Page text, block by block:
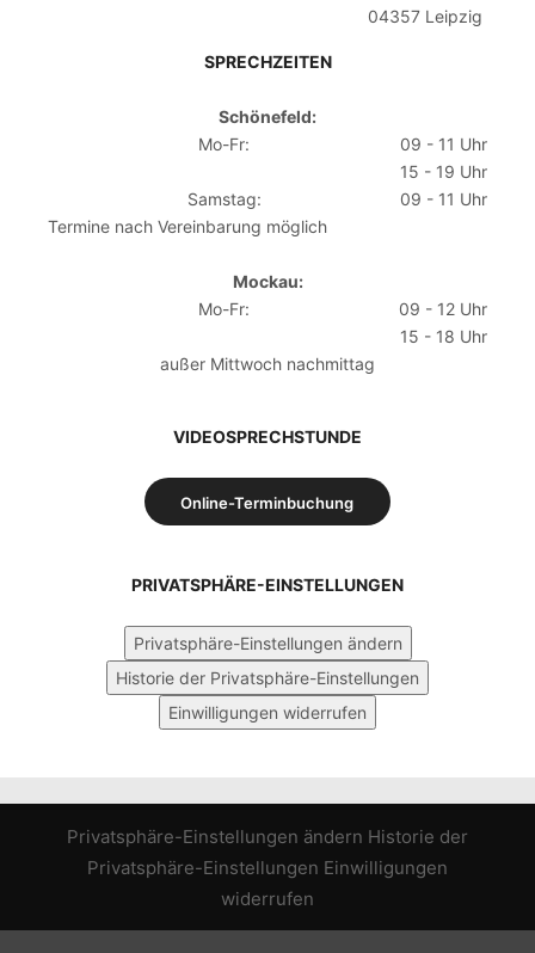
04357 Leipzig
SPRECHZEITEN
Schönefeld:
Mo-Fr:
09 - 11 Uhr
15 - 19 Uhr
Samstag:
09 - 11 Uhr
Termine nach Vereinbarung möglich
Mockau:
Mo-Fr:
09 - 12 Uhr
15 - 18 Uhr
außer Mittwoch nachmittag
VIDEOSPRECHSTUNDE
Online-Terminbuchung
PRIVATSPHÄRE-EINSTELLUNGEN
Privatsphäre-Einstellungen ändern
Historie der Privatsphäre-Einstellungen
Einwilligungen widerrufen
Privatsphäre-Einstellungen ändern Historie der
Privatsphäre-Einstellungen Einwilligungen
widerrufen